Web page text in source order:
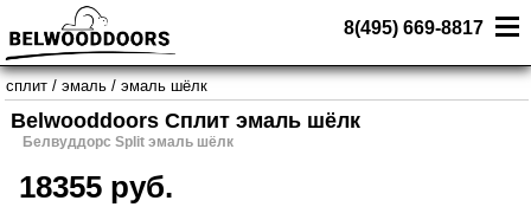
8(495) 669-8817
сплит / эмаль / эмаль шёлк
Belwooddoors Сплит эмаль шёлк
Белвуддорс Split эмаль шёлк
18355 руб.